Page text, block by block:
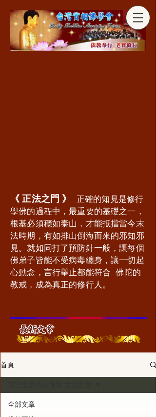
分享
《 正法之門 》
正確的知見是修行
學佛的過程中，最重要的基礎之一，
根基必須穩如泰山，才能抵擋當今末
法時期，有如排山倒海而來的邪知邪
見。就如同打了預防針一般，讓每個
佛弟子皆能不受病毒纏身，讓一切起
心動念，言行舉止都能符合 佛陀的
教戒，成為真正的修行人。
首頁
全部文章